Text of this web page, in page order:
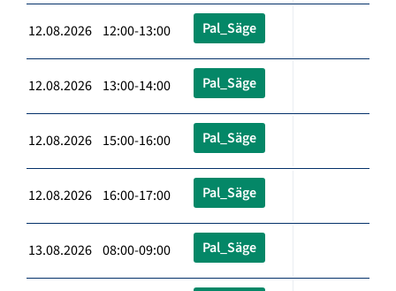
12.08.2026 12:00-13:00 Pal_Säge
12.08.2026 13:00-14:00 Pal_Säge
12.08.2026 15:00-16:00 Pal_Säge
12.08.2026 16:00-17:00 Pal_Säge
13.08.2026 08:00-09:00 Pal_Säge